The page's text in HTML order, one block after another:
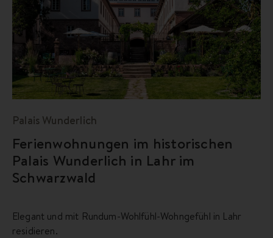
Palais Wunderlich
Ferienwohnungen im historischen
Palais Wunderlich in Lahr im
Schwarzwald
Elegant und mit Rundum-Wohlfühl-Wohngefühl in Lahr
residieren.